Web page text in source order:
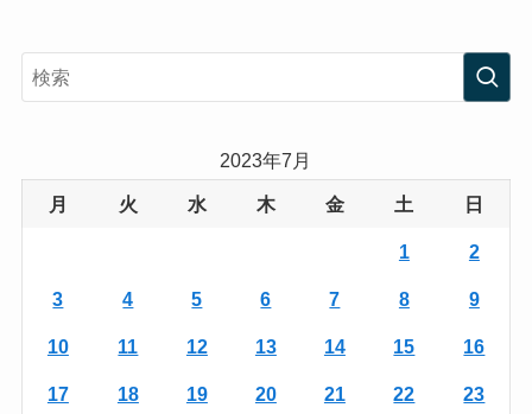
e
2023年7月
月 火 水 木 金 土 日
1 2
3 4 5 6 7 8 9
10 11 12 13 14 15 16
17 18 19 20 21 22 23